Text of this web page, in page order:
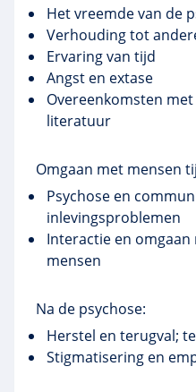
Het vreemde van de
Verhouding tot
Ervaring van tijd
Angst en extase
Overeenkomsten
literatuur
Omgaan met mensen
Psychose en
inlevingsproblemen
Interactie en
mensen
Na de psychose:
Herstel en terugval;
Stigmatisering en